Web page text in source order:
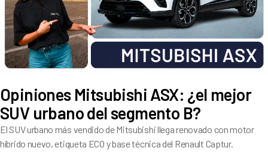
Opiniones Mitsubishi ASX: ¿el mejor
SUV urbano del segmento B?
El SUV urbano más vendido de Mitsubishi llega renovado con motor
híbrido nuevo, etiqueta ECO y base técnica del Renault Captur.